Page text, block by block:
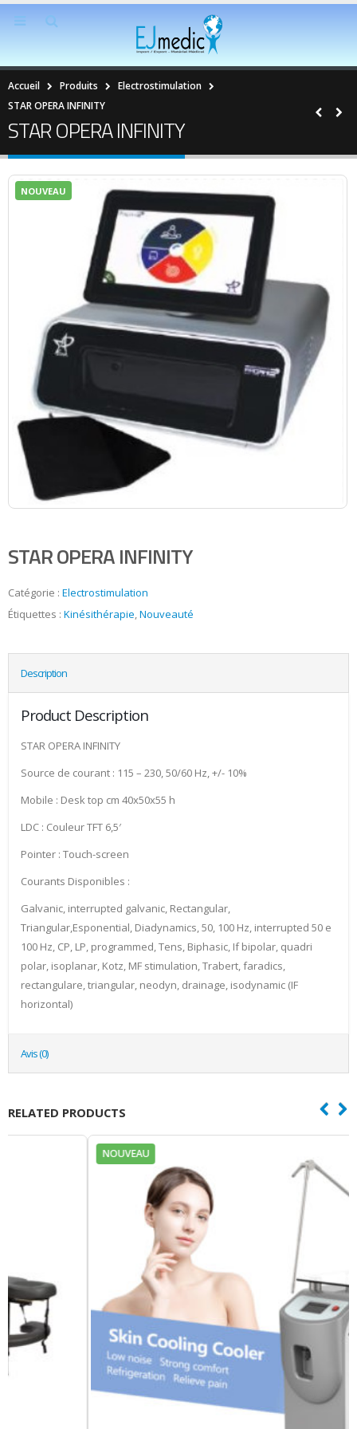
Accueil Produits
Electrostimulation
STAR OPERA INFINITY
STAR OPERA INFINITY
NOUVEAU
STAR OPERA INFINITY
Catégorie : Electrostimulation
Étiquettes : Kinésithérapie,Nouveauté
Description
Product Description
STAR OPERA INFINITY
Source de courant : 115 – 230, 50/60 Hz, +/- 10%
Mobile : Desk top cm 40x50x55 h
LDC : Couleur TFT 6,5′
Pointer : Touch-screen
Courants Disponibles :
Galvanic, interrupted galvanic, Rectangular,
Triangular,Esponential, Diadynamics, 50, 100 Hz, interrupted 50 e
100 Hz, CP, LP, programmed, Tens, Biphasic, If bipolar, quadri
polar, isoplanar, Kotz, MF stimulation, Trabert, faradics,
rectangulare, triangular, neodyn, drainage, isodynamic (IF
horizontal)
Avis (0)
RELATED PRODUCTS